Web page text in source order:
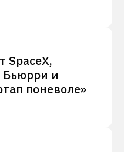
SpaceX,
и
поневоле»